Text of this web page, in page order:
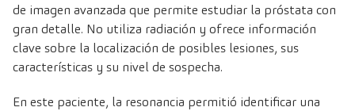
de imagen avanzada que permite estudiar la próstata con
gran detalle. No utiliza radiación y ofrece información
clave sobre la localización de posibles lesiones, sus
características y su nivel de sospecha.
En este paciente, la resonancia permitió identificar una